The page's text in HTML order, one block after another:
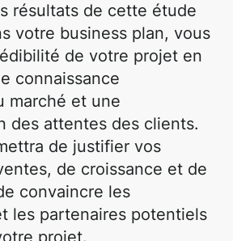
résultats de cette étude
votre business plan, vous
de votre projet en
connaissance
marché et une
des attentes des clients.
de justifier vos
de croissance et de
convaincre les
les partenaires potentiels